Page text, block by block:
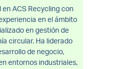
ACS Recycling con
en el ámbito
en gestión de
circular. Ha liderado
de negocio,
entornos industriales,